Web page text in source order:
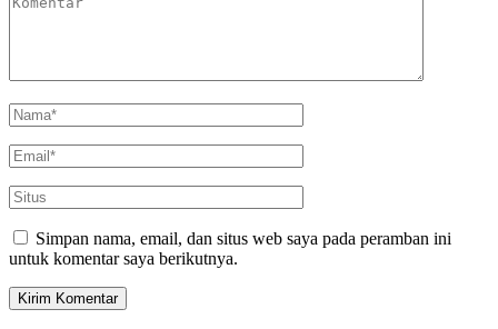
Simpan nama, email, dan situs web saya pada peramban ini
untuk komentar saya berikutnya.